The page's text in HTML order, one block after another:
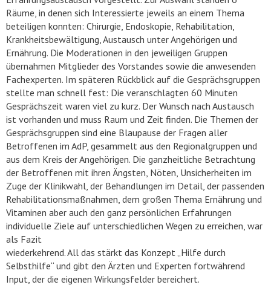
Räume, in denen sich Interessierte jeweils an einem Thema
beteiligen konnten: Chirurgie, Endoskopie, Rehabilitation,
Krankheitsbewältigung, Austausch unter Angehörigen und
Ernährung. Die Moderationen in den jeweiligen Gruppen
übernahmen Mitglieder des Vorstandes sowie die anwesenden
Fachexperten. Im späteren Rückblick auf die Gesprächsgruppen
stellte man schnell fest: Die veranschlagten 60 Minuten
Gesprächszeit waren viel zu kurz. Der Wunsch nach Austausch
ist vorhanden und muss Raum und Zeit finden. Die Themen der
Gesprächsgruppen sind eine Blaupause der Fragen aller
Betroffenen im AdP, gesammelt aus den Regionalgruppen und
aus dem Kreis der Angehörigen. Die ganzheitliche Betrachtung
der Betroffenen mit ihren Ängsten, Nöten, Unsicherheiten im
Zuge der Klinikwahl, der Behandlungen im Detail, der passenden
Rehabilitationsmaßnahmen, dem großen Thema Ernährung und
Vitaminen aber auch den ganz persönlichen Erfahrungen
individuelle Ziele auf unterschiedlichen Wegen zu erreichen, war
als Fazit
wiederkehrend. All das stärkt das Konzept „Hilfe durch
Selbsthilfe“ und gibt den Ärzten und Experten fortwährend
Input, der die eigenen Wirkungsfelder bereichert.